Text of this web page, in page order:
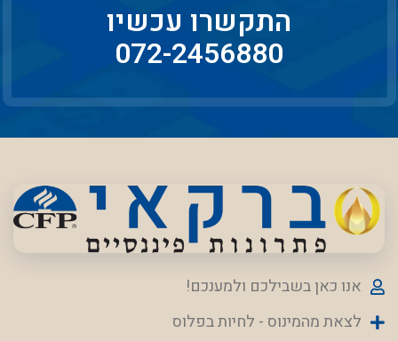
התקשרו עכשיו
072-2456880
אנו כאן בשבילכם ולמענכם!
לצאת מהמינוס - לחיות בפלוס